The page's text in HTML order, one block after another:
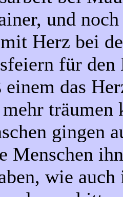
und
Herz bei
für den
einem das
träumen
gingen
Menschen
wie auch